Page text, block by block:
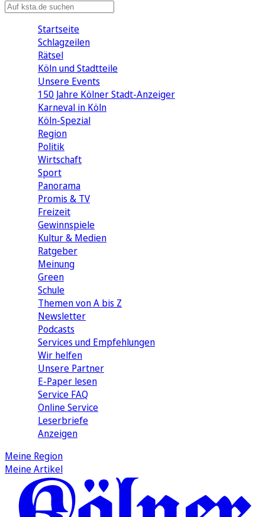
Startseite
Schlagzeilen
Rätsel
Köln und Stadtteile
Unsere Events
150 Jahre Kölner Stadt-Anzeiger
Karneval in Köln
Köln-Spezial
Region
Politik
Wirtschaft
Sport
Panorama
Promis & TV
Freizeit
Gewinnspiele
Kultur & Medien
Ratgeber
Meinung
Green
Schule
Themen von A bis Z
Newsletter
Podcasts
Services und Empfehlungen
Wir helfen
Unsere Partner
E-Paper lesen
Service FAQ
Online Service
Leserbriefe
Anzeigen
Meine Region
Meine Artikel